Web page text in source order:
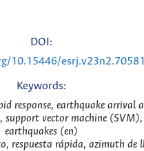
DOI:
10.15446/
Keywords:
response, earthquake arrival
support vector machine (SVM),
earthquakes (en)
respuesta rápida, azimuth de